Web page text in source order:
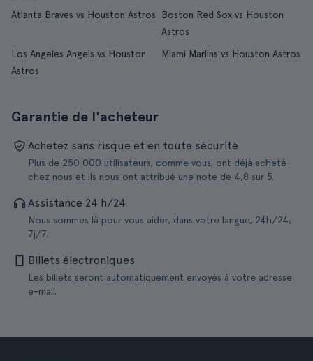
Atlanta Braves vs Houston Astros
Boston Red Sox vs Houston
Astros
Los Angeles Angels vs Houston
Astros
Miami Marlins vs Houston Astros
Garantie de l'acheteur
Achetez sans risque et en toute sécurité
Plus de 250 000 utilisateurs, comme vous, ont déjà acheté
chez nous et ils nous ont attribué une note de 4,8 sur 5.
Assistance 24 h/24
Nous sommes là pour vous aider, dans votre langue, 24h/24,
7j/7.
Billets électroniques
Les billets seront automatiquement envoyés à votre adresse
e-mail.